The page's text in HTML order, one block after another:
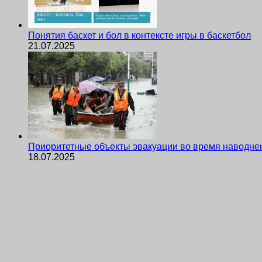
Понятия баскет и бол в контексте игры в баскетбол
21.07.2025
Приоритетные объекты эвакуации во время
18.07.2025